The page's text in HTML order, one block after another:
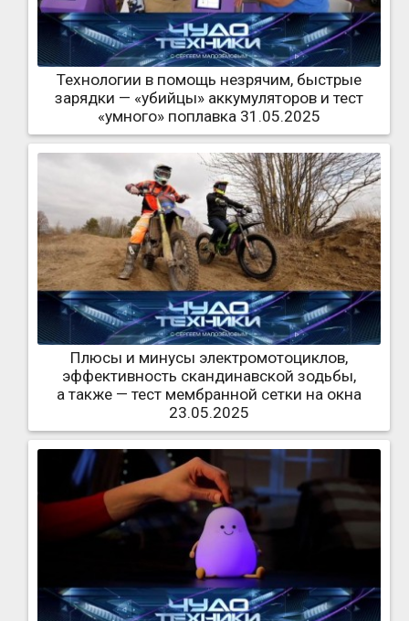
Технологии в помощь незрячим, быстрые
зарядки — «убийцы» аккумуляторов и тест
«умного» поплавка 31.05.2025
Плюсы и минусы электромотоциклов,
эффективность скандинавской зодьбы,
а также — тест мембранной сетки на окна
23.05.2025